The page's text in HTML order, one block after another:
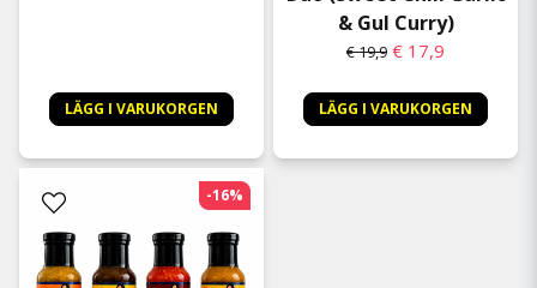
LÄGG I VARUKORGEN
& Gul Curry)
€ 19,9 € 17,9
LÄGG I VARUKORGEN
-16%